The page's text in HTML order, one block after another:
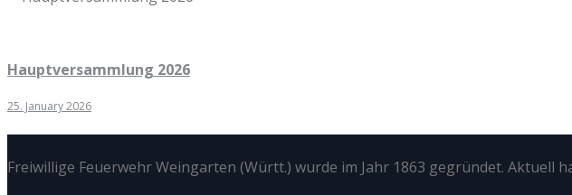
Hauptversammlung 2026
25. January 2026
Freiwillige Feuerwehr Weingarten (Württ.) wurde im Jahr 1863 gegründet. Aktuell